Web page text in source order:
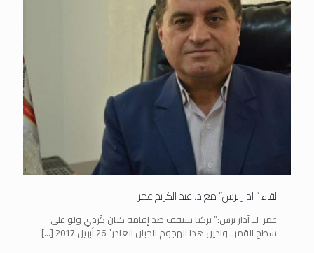
لقاء ” آدار برس” مع د. عبد الكريم عمر
عمر لــ آدار برس:” تركيا ستقف ضد إقامة كيان كُردي ولو على
سطح القمر.. وندين هذا الهجوم الجبان الغادر” 26.أبريل.2017 […]